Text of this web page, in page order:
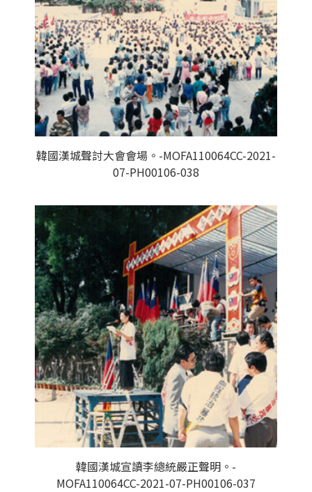
韓國漢城聲討大會會場。-MOFA110064CC-2021-
07-PH00106-038
韓國漢城宣讀李總統嚴正聲明。-
MOFA110064CC-2021-07-PH00106-037